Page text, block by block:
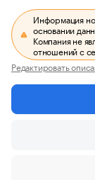
Информация
основании
Компания не
отношений с
Редактировать